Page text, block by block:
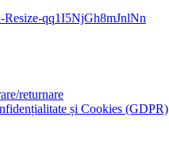
returnare
și Cookies (GDPR)